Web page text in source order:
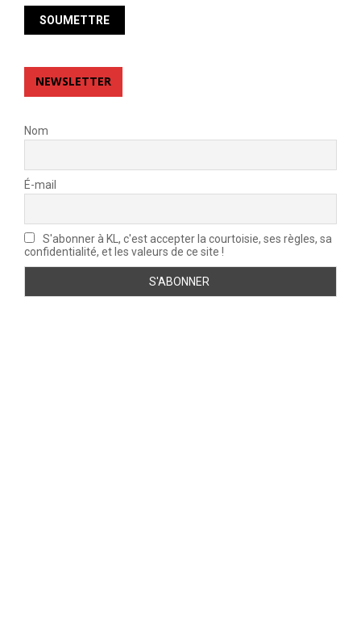
NEWSLETTER
Nom
É-mail
S'abonner à KL, c'est accepter la courtoisie, ses règles, sa
confidentialité, et les valeurs de ce site !